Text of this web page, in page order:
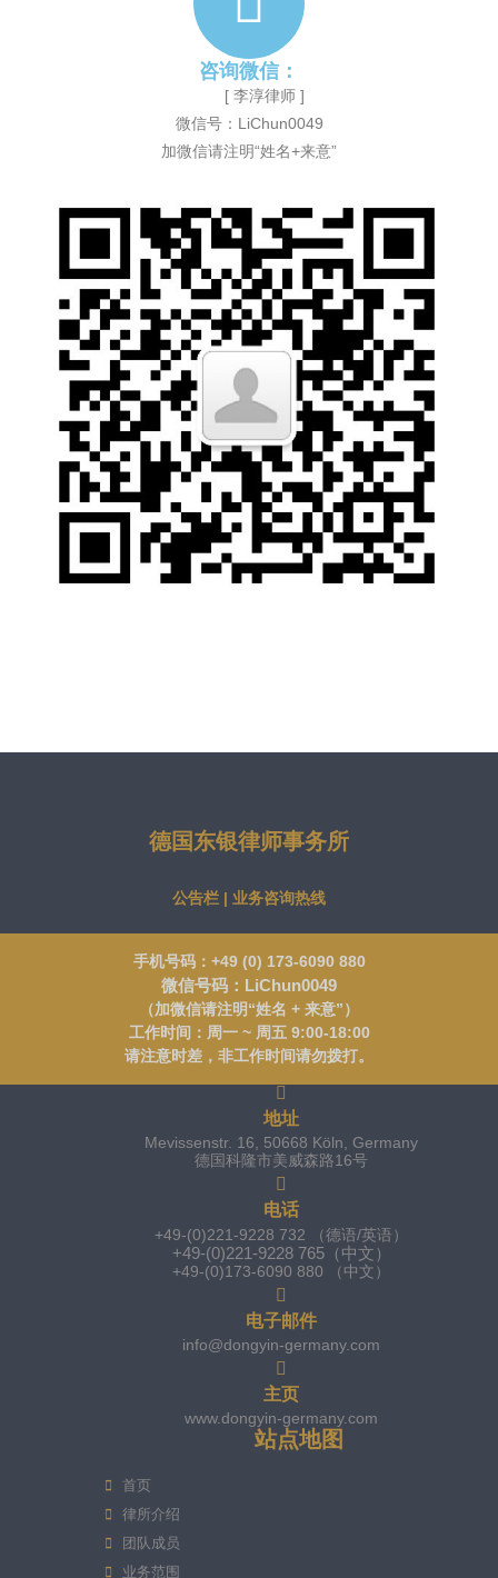
咨询微信：
[ 李淳律师 ]
微信号：LiChun0049
加微信请注明“姓名+来意”
德国东银律师事务所
公告栏 | 业务咨询热线
手机号码：+49 (0) 173-6090 880
微信号码：LiChun0049
（加微信请注明“姓名 + 来意”）
工作时间：周一 ~ 周五 9:00-18:00
请注意时差，非工作时间请勿拨打。
地址
Mevissenstr. 16, 50668 Köln, Germany
德国科隆市美威森路16号
电话
+49-(0)221-9228 732 （德语/英语）
+49-(0)221-9228 765（中文）
+49-(0)173-6090 880 （中文）
电子邮件
info@dongyin-germany.com
主页
www.dongyin-germany.com
站点地图
首页
律所介绍
团队成员
业务范围